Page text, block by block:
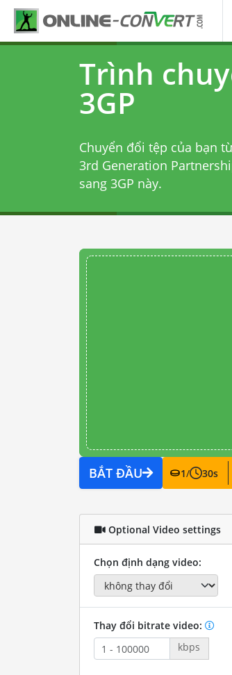
Trình
3GP
Chuyển đổi tệp của bạn
3rd Generation
sang 3GP này.
BẮT ĐẦU 1/ 30s
Optional Video settings
Chọn định dạng video:
Thay đổi bitrate video:
kbps